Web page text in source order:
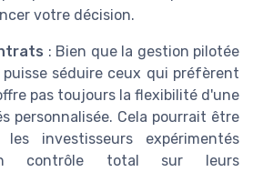
votre décision.
: Bien que la gestion pilotée
puisse séduire ceux qui préfèrent
pas toujours la flexibilité d'une
personnalisée. Cela pourrait être
investisseurs expérimentés
contrôle total sur leurs